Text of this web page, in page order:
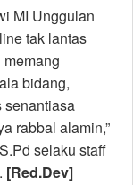
MI Unggulan
tak lantas
bidang,
senantiasa
rabbal alamin,”
selaku staff
[Red.Dev]